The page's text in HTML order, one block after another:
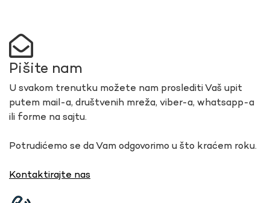
Pišite nam
U svakom trenutku možete nam proslediti Vaš upit
putem mail-a, društvenih mreža, viber-a, whatsapp-a
ili forme na sajtu.
Potrudićemo se da Vam odgovorimo u što kraćem roku.
Kontaktirajte nas